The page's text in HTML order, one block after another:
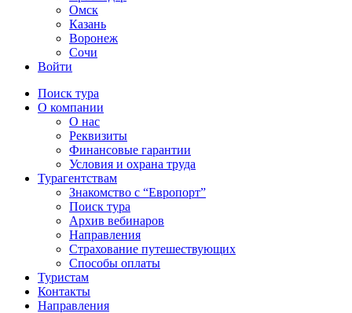
Омск
Казань
Воронеж
Сочи
Войти
Поиск тура
О компании
О нас
Реквизиты
Финансовые гарантии
Условия и охрана труда
Турагентствам
Знакомство с “Европорт”
Поиск тура
Архив вебинаров
Направления
Страхование путешествующих
Способы оплаты
Туристам
Контакты
Направления